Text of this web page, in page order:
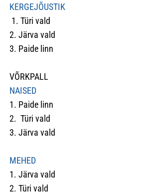
KERGEJÕUSTIK
1. Türi vald
2. Järva vald
3. Paide linn
VÕRKPALL
NAISED
1. Paide linn
2. Türi vald
3. Järva vald
MEHED
1. Järva vald
2. Türi vald